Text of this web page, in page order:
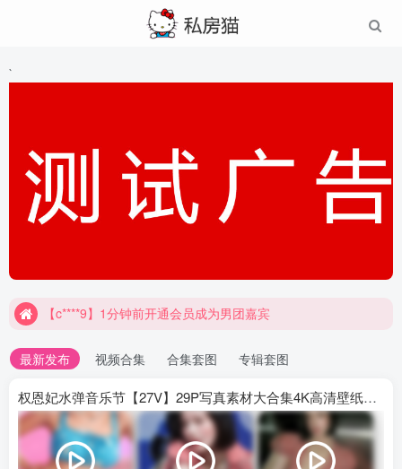
`
【c****9】1分钟前开通会员成为男团嘉宾
最新发布 视频合集 合集套图 专辑套图
权恩妃水弹音乐节【27V】29P写真素材大合集4K高清壁纸照片素材